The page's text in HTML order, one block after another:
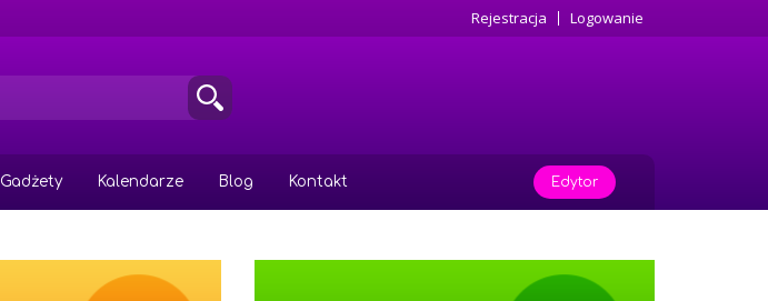
Rejestracja Logowanie
Gadżety Kalendarze Blog Kontakt Edytor